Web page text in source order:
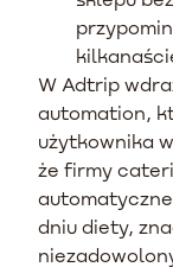
W Adtrip
automation,
użytkownika
że firmy
dniu diety,